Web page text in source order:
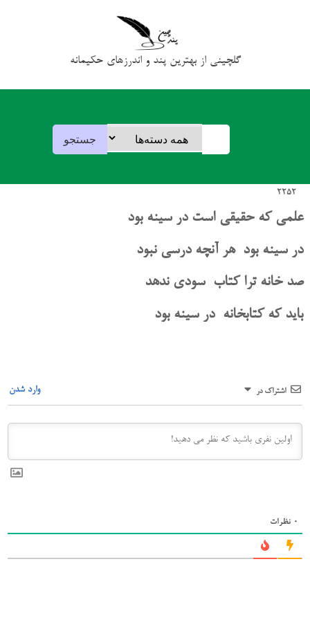
گلچینی از بهترین پند و اندرزهای حکیمانه
2252
علمی که حقیقی است در سینه بود
در سینه بود هر آنچه درسی نبود
صد خانه ترا کتاب سودی ندهد
باید که کتابخانه در سینه بود
اشتراک در وارد شدن
0 نظرات